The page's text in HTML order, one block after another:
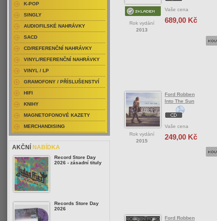
Rok vydání
2013
Vaše cena
689,00 Kč
Rok vydání
2015
Ford Robben
Into The Sun
Vaše cena
249,00 Kč
Ford Robben
K-POP
SINGLY
AUDIOFILSKÉ NAHRÁVKY
SACD
CD/REFERENČNÍ NAHRÁVKY
VINYL/REFERENČNÍ NAHRÁVKY
VINYL / LP
GRAMOFONY / PŘÍSLUŠENSTVÍ
HIFI
KNIHY
MAGNETOFONOVÉ KAZETY
MERCHANDISING
AKČNÍ NABÍDKA
Record Store Day
2026 - zásadní tituly
Records Store Day
2026